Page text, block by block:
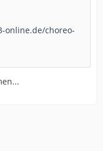
online.de/choreo-